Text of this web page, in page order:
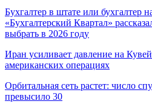
Бухгалтер в штате или бухгалтер
«Бухгалтерский Квартал»
выбрать в 2026 году
Иран усиливает давление на
американских операциях
Орбитальная сеть растет: число
превысило 30